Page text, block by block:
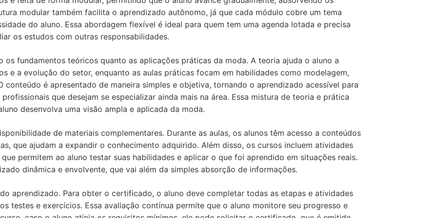
modular também facilita o aprendizado autônomo, já que cada módulo cobre um tema
do aluno. Essa abordagem flexível é ideal para quem tem uma agenda lotada e precisa
os estudos com outras responsabilidades.
fundamentos teóricos quanto as aplicações práticas da moda. A teoria ajuda o aluno a
e a evolução do setor, enquanto as aulas práticas focam em habilidades como modelagem,
é apresentado de maneira simples e objetiva, tornando o aprendizado acessível para
que desejam se especializar ainda mais na área. Essa mistura de teoria e prática
desenvolva uma visão ampla e aplicada da moda.
de materiais complementares. Durante as aulas, os alunos têm acesso a conteúdos
que ajudam a expandir o conhecimento adquirido. Além disso, os cursos incluem atividades
permitem ao aluno testar suas habilidades e aplicar o que foi aprendido em situações reais.
dinâmica e envolvente, que vai além da simples absorção de informações.
aprendizado. Para obter o certificado, o aluno deve completar todas as etapas e atividades
testes e exercícios. Essa avaliação contínua permite que o aluno monitore seu progresso e